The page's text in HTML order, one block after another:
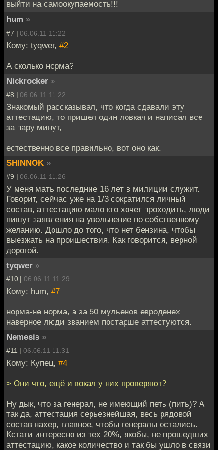
выйти на самоокупаемость!!!
hum »
#7 | 06.06.11 11:22
Кому: tyqwer, #2
А сколько норма?
Nickrocker »
#8 | 06.06.11 11:22
Знакомый рассказывал, что когда сдавали эту
аттестацию, то пришел один ловкач и написал все
за пару минут,
естественно все правильно, вот оно как.
SHINNOK »
#9 | 06.06.11 11:26
У меня мать последние 16 лет в милиции служит.
Говорит, сейчас уже на 1/3 сократился личный
состав, аттестацию мало кто хочет проходить, люди
пишут заявления на увольнение по собственному
желанию. Дошло до того, что нет бензина, чтобы
выезжать на проишествия. Как говорится, верной
дорогой.
tyqwer »
#10 | 06.06.11 11:29
Кому: hum, #7
норма-не норма, а за 50 мульенов евроденех
наверное люди званием постарше аттестуются.
Nemesis »
#11 | 06.06.11 11:31
Кому: Купец, #4
> Они что, ещё и вокал у них проверяют?
Ну дык, что за генерал, не имеющий петь (пить)? А
так да, аттестация серьезнейшая, весь рядовой
состав нахер, главное, чтобы генералы остались.
Кстати интересно из тех 20%, якобы, не прошедших
аттестацию, какое количество и так бы ушло в связи